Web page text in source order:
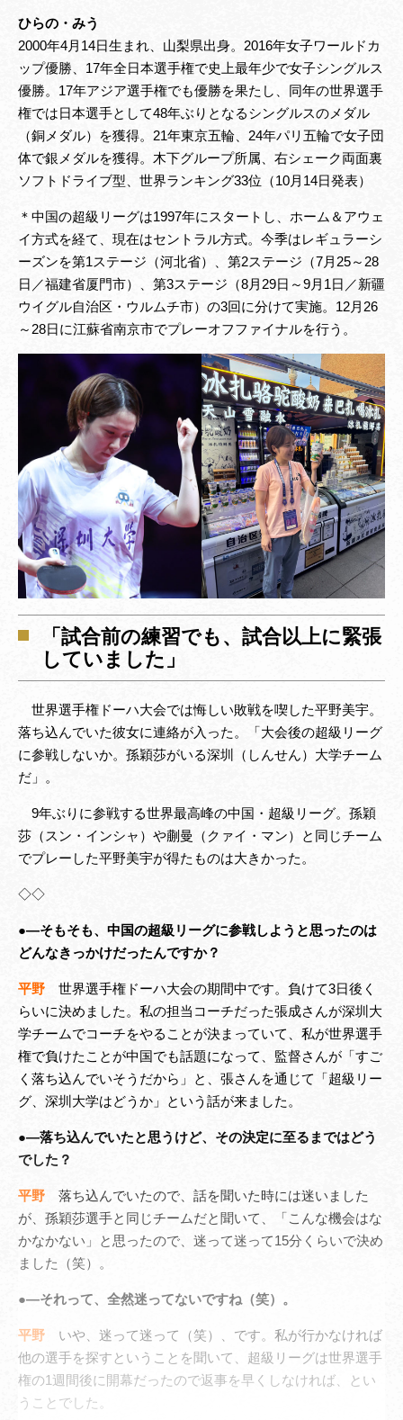
ひらの・みう
2000年4月14日生まれ、山梨県出身。2016年女子ワールドカ
ップ優勝、17年全日本選手権で史上最年少で女子シングルス
優勝。17年アジア選手権でも優勝を果たし、同年の世界選手
権では日本選手として48年ぶりとなるシングルスのメダル
（銅メダル）を獲得。21年東京五輪、24年パリ五輪で女子団
体で銀メダルを獲得。木下グループ所属、右シェーク両面裏
ソフトドライブ型、世界ランキング33位（10月14日発表）
＊中国の超級リーグは1997年にスタートし、ホーム＆アウェ
イ方式を経て、現在はセントラル方式。今季はレギュラーシ
ーズンを第1ステージ（河北省）、第2ステージ（7月25～28
日／福建省厦門市）、第3ステージ（8月29日～9月1日／新疆
ウイグル自治区・ウルムチ市）の3回に分けて実施。12月26
～28日に江蘇省南京市でプレーオフファイナルを行う。
「試合前の練習でも、試合以上に緊張
していました」
世界選手権ドーハ大会では悔しい敗戦を喫した平野美宇。
落ち込んでいた彼女に連絡が入った。「大会後の超級リーグ
に参戦しないか。孫穎莎がいる深圳（しんせん）大学チーム
だ」。
9年ぶりに参戦する世界最高峰の中国・超級リーグ。孫穎
莎（スン・インシャ）や蒯曼（クァイ・マン）と同じチーム
でプレーした平野美宇が得たものは大きかった。
◇◇
●―そもそも、中国の超級リーグに参戦しようと思ったのは
どんなきっかけだったんですか？
平野 世界選手権ドーハ大会の期間中です。負けて3日後く
らいに決めました。私の担当コーチだった張成さんが深圳大
学チームでコーチをやることが決まっていて、私が世界選手
権で負けたことが中国でも話題になって、監督さんが「すご
く落ち込んでいそうだから」と、張さんを通じて「超級リー
グ、深圳大学はどうか」という話が来ました。
●―落ち込んでいたと思うけど、その決定に至るまではどう
でした？
平野 落ち込んでいたので、話を聞いた時には迷いました
が、孫穎莎選手と同じチームだと聞いて、「こんな機会はな
かなかない」と思ったので、迷って迷って15分くらいで決め
ました（笑）。
●―それって、全然迷ってないですね（笑）。
平野 いや、迷って迷って（笑）、です。私が行かなければ
他の選手を探すということを聞いて、超級リーグは世界選手
権の1週間後に開幕だったので返事を早くしなければ、とい
うことでした。